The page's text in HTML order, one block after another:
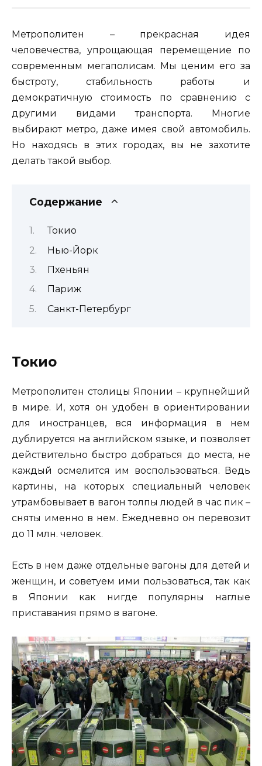
Метрополитен – прекрасная идея
человечества, упрощающая перемещение по
современным мегаполисам. Мы ценим его за
быстроту, стабильность работы и
демократичную стоимость по сравнению с
другими видами транспорта. Многие
выбирают метро, даже имея свой автомобиль.
Но находясь в этих городах, вы не захотите
делать такой выбор.
Содержание
Токио
Нью-Йорк
Пхеньян
Париж
Санкт-Петербург
Токио
Метрополитен столицы Японии – крупнейший
в мире. И, хотя он удобен в ориентировании
для иностранцев, вся информация в нем
дублируется на английском языке, и позволяет
действительно быстро добраться до места, не
каждый осмелится им воспользоваться. Ведь
картины, на которых специальный человек
утрамбовывает в вагон толпы людей в час пик –
сняты именно в нем. Ежедневно он перевозит
до 11 млн. человек.
Есть в нем даже отдельные вагоны для детей и
женщин, и советуем ими пользоваться, так как
в Японии как нигде популярны наглые
приставания прямо в вагоне.